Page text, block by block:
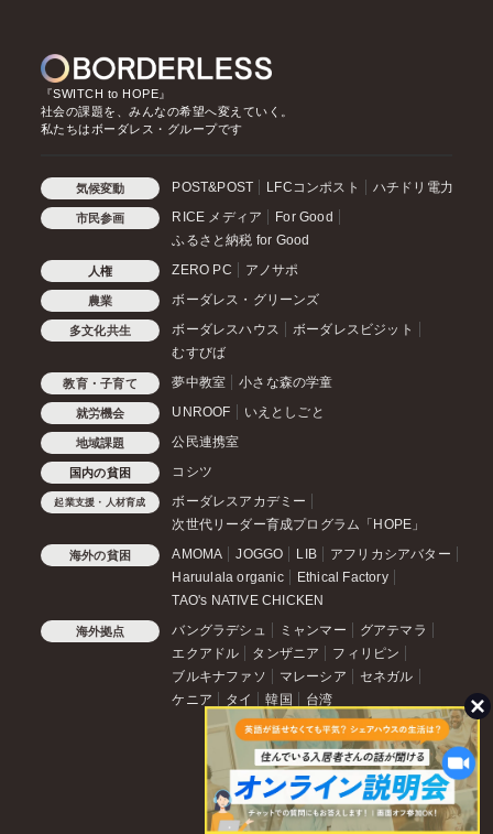
『SWITCH to HOPE』
社会の課題を、みんなの希望へ変えていく。
私たちはボーダレス・グループです
気候変動 POST&POST LFCコンポスト ハチドリ電力
市民参画 RICE メディア
For Good
ふるさと納税 for Good
人権 ZERO PC アノサポ
農業 ボーダレス・グリーンズ
多文化共生 ボーダレスハウス
ボーダレスビジット
むすびば
教育・子育て 夢中教室 小さな森の学童
就労機会 UNROOF いえとしごと
地域課題 公民連携室
国内の貧困 コシツ
起業支援・人材育成
ボーダレスアカデミー
次世代リーダー育成プログラム「HOPE」
海外の貧困 AMOMA JOGGO LIB
アフリカシアバター
Haruulala organic
Ethical Factory
TAO's NATIVE CHICKEN
海外拠点 バングラデシュ ミャンマー
グアテマラ
エクアドル
タンザニア
フィリピン
ブルキナファソ
マレーシア
セネガル
ケニア
タイ 韓国 台湾